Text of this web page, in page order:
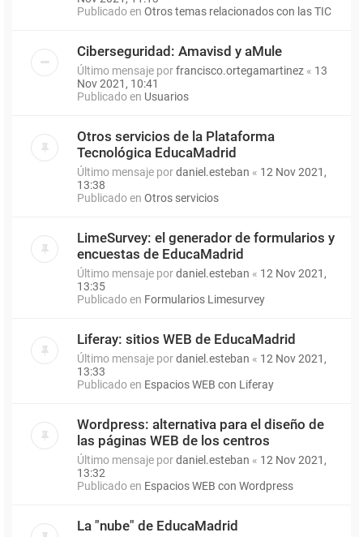
Publicado en Otros temas relacionados con las TIC
Ciberseguridad: Amavisd y aMule
Último mensaje porfrancisco.ortegamartinez « 13
Nov 2021, 10:41
Publicado en Usuarios
Otros servicios de la Plataforma
Tecnológica EducaMadrid
Último mensaje pordaniel.esteban « 12 Nov 2021,
13:38
Publicado en Otros servicios
LimeSurvey: el generador de formularios y
encuestas de EducaMadrid
Último mensaje pordaniel.esteban « 12 Nov 2021,
13:35
Publicado en Formularios Limesurvey
Liferay: sitios WEB de EducaMadrid
Último mensaje pordaniel.esteban « 12 Nov 2021,
13:33
Publicado en Espacios WEB con Liferay
Wordpress: alternativa para el diseño de
las páginas WEB de los centros
Último mensaje pordaniel.esteban « 12 Nov 2021,
13:32
Publicado en Espacios WEB con Wordpress
La "nube" de EducaMadrid